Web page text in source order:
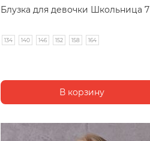
Блузка для девочки Школьница 7
134 140 146 152 158 164